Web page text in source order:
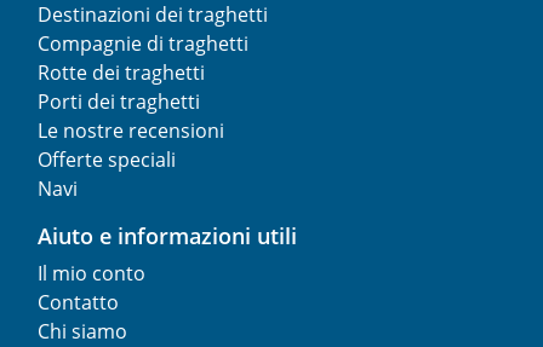
Destinazioni dei traghetti
Compagnie di traghetti
Rotte dei traghetti
Porti dei traghetti
Le nostre recensioni
Offerte speciali
Navi
Aiuto e informazioni utili
Il mio conto
Contatto
Chi siamo